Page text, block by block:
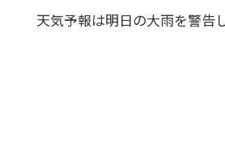
天気予報は明日の大雨を警告